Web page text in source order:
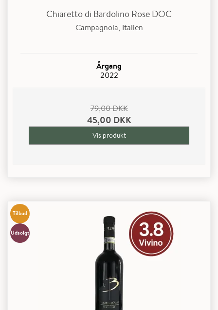
Chiaretto di Bardolino Rose DOC
Campagnola, Italien
Årgang
2022
79,00 DKK
45,00 DKK
Vis produkt
Tilbud
Udsolgt